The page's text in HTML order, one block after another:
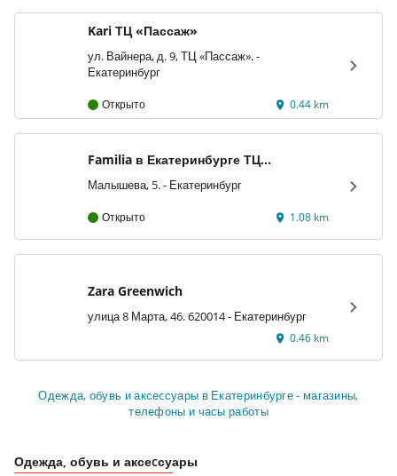
Kari ТЦ «Пассаж»
ул. Вайнера, д. 9, ТЦ «Пассаж». -
Екатеринбург
Открыто 0.44 km
Familia в Екатеринбурге ТЦ
Малышева, 5. - Екатеринбург
Открыто 1.08 km
Zara Greenwich
улица 8 Марта, 46. 620014 - Екатеринбург
0.46 km
Одежда, обувь и аксеcсуары в Екатеринбурге - магазины,
телефоны и часы работы
Одежда, обувь и аксеcсуары